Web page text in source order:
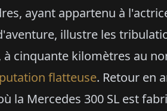
ayant appartenu à
illustre les
cinquante kilomètres au
flatteuse. Retour en
la Mercedes 300 SL est